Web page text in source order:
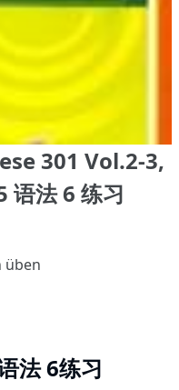
301 Vol.2-3,
语法 6 练习
üben
法 6练习